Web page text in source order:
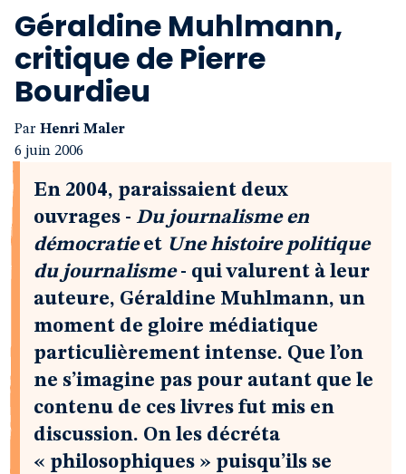
Notre revue
Boutique
Géraldine Muhlmann,
critique de Pierre
Bourdieu
Par Henri Maler
6 juin 2006
En 2004, paraissaient deux
ouvrages - Du journalisme en
démocratieet Une histoire politique
du journalisme- qui valurent à leur
auteure, Géraldine Muhlmann, un
moment de gloire médiatique
particulièrement intense. Que l’on
ne s’imagine pas pour autant que le
contenu de ces livres fut mis en
discussion. On les décréta
« philosophiques » puisqu’ils se